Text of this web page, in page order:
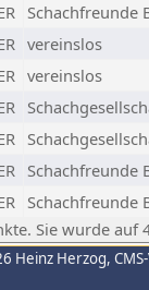
Schachfreunde
vereinslos
vereinslos
Schachfreunde
Schachfreunde
Sie wurde auf
Heinz Herzog,